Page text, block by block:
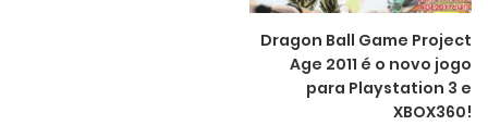
Dragon Ball Game Project
Age 2011 é o novo jogo
para Playstation 3 e
XBOX360!